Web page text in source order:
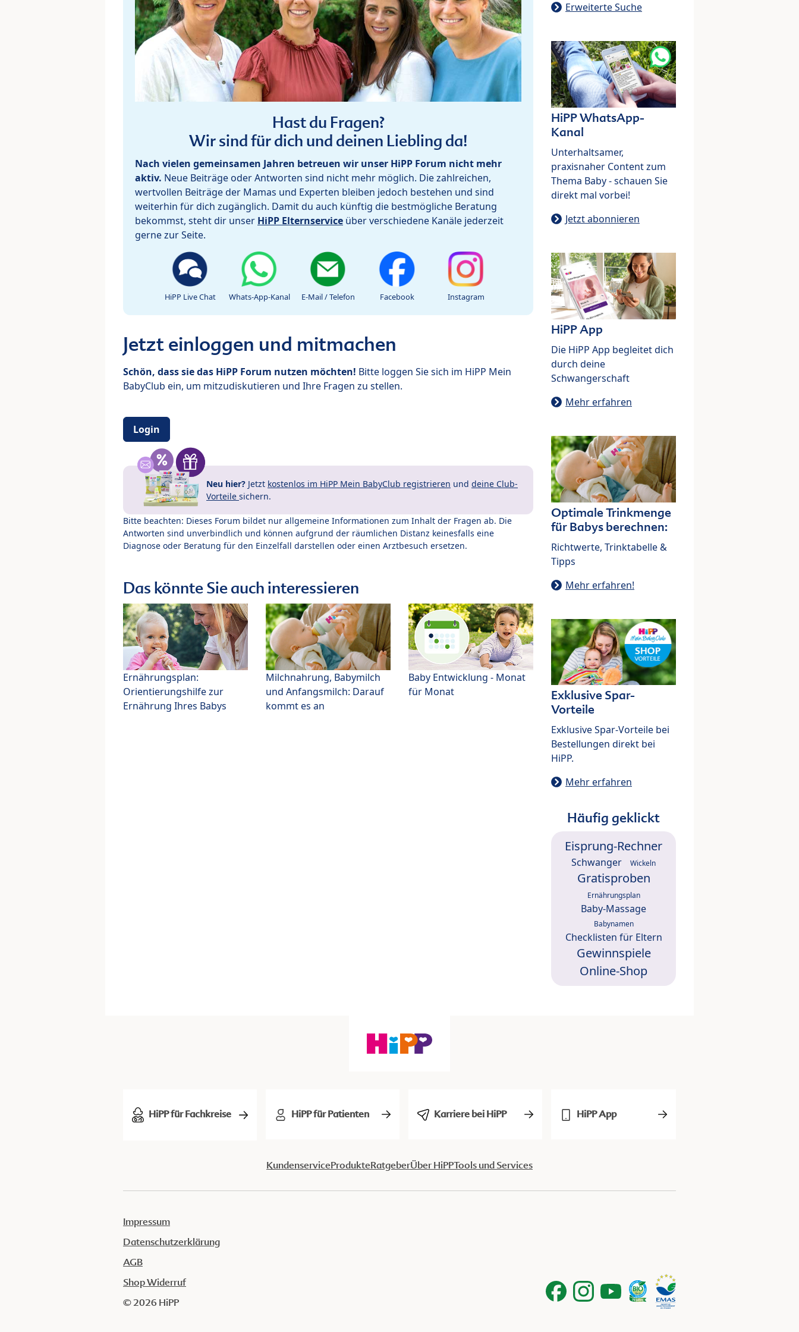
Hast du Fragen?
Wir sind für dich und deinen Liebling da!
Nach vielen gemeinsamen Jahren betreuen wir unser HiPP Forum nicht mehr
aktiv. Neue Beiträge oder Antworten sind nicht mehr möglich. Die zahlreichen,
wertvollen Beiträge der Mamas und Experten bleiben jedoch bestehen und sind
weiterhin für dich zugänglich. Damit du auch künftig die bestmögliche Beratung
bekommst, steht dir unser HiPP Elternservice über verschiedene Kanäle jederzeit
gerne zur Seite.
HiPP Live Chat Whats-App-Kanal E-Mail / Telefon Facebook Instagram
Jetzt einloggen und mitmachen
Schön, dass sie das HiPP Forum nutzen möchten! Bitte loggen Sie sich im HiPP Mein
BabyClub ein, um mitzudiskutieren und Ihre Fragen zu stellen.
Login
Neu hier? Jetzt kostenlos im HiPP Mein BabyClub registrieren und deine Club-
Vorteile sichern.
Bitte beachten: Dieses Forum bildet nur allgemeine Informationen zum Inhalt der Fragen ab. Die
Antworten sind unverbindlich und können aufgrund der räumlichen Distanz keinesfalls eine
Diagnose oder Beratung für den Einzelfall darstellen oder einen Arztbesuch ersetzen.
Das könnte Sie auch interessieren
Ernährungsplan:
Orientierungshilfe zur
Ernährung Ihres Babys
Milchnahrung, Babymilch
und Anfangsmilch: Darauf
kommt es an
Baby Entwicklung - Monat
für Monat
Erweiterte Suche
HiPP WhatsApp-
Kanal
Unterhaltsamer,
praxisnaher Content zum
Thema Baby - schauen Sie
direkt mal vorbei!
Jetzt abonnieren
HiPP App
Die HiPP App begleitet dich
durch deine
Schwangerschaft
Mehr erfahren
Optimale Trinkmenge
für Babys berechnen:
Richtwerte, Trinktabelle &
Tipps
Mehr erfahren!
Exklusive Spar-
Vorteile
Exklusive Spar-Vorteile bei
Bestellungen direkt bei
HiPP.
Mehr erfahren
Häufig geklickt
Eisprung-Rechner
Schwanger Wickeln
Gratisproben
Ernährungsplan
Baby-Massage
Babynamen
Checklisten für Eltern
Gewinnspiele
Online-Shop
HiPP für Fachkreise HiPP für Patienten Karriere bei HiPP HiPP App
KundenserviceProdukteRatgeberÜber HiPPTools und Services
Impressum
Datenschutzerklärung
AGB
Shop Widerruf
© 2026 HiPP